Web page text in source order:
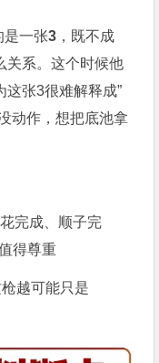
是一张3 ，既不成
关系。这个时候他
这张3很难解释成”
动作，想把底池拿
完成、顺子完
得尊重
越可能只是